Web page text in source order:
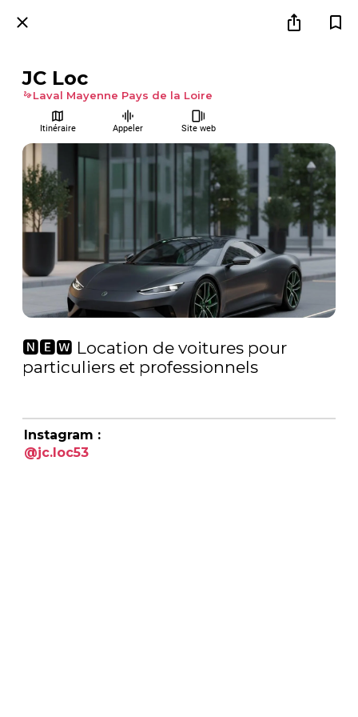
JC Loc
Laval Mayenne Pays de la Loire
Itinéraire Appeler Site web
🅽🅴🆆 Location de voitures pour
particuliers et professionnels
Instagram :
@jc.loc53